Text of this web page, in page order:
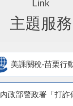
主題服務
美課關稅-苗栗行
內政部警政署「打詐